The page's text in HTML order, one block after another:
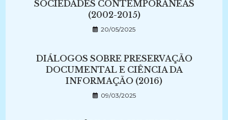
SOCIEDADES CONTEMPORÂNEAS
(2002-2015)
20/05/2025
DIÁLOGOS SOBRE PRESERVAÇÃO
DOCUMENTAL E CIÊNCIA DA
INFORMAÇÃO (2016)
09/03/2025